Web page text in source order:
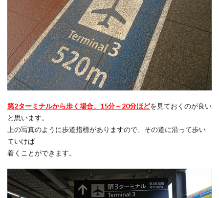
第2ターミナルから歩く場合、15分～20分ほどを見ておくのが良い
と思います。
上の写真のように歩道指標がありますので、その道に沿って歩い
ていけば
着くことができます。